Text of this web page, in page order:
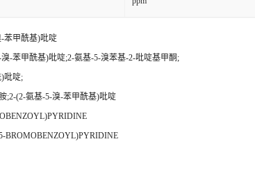
苯甲酰基)吡啶
-苯甲酰基)吡啶;2-氨基-5-溴苯基-2-吡啶基甲酮;
吡啶;
;2-(2-氨基-5-溴-苯甲酰基)吡啶
BROMOBENZOYL)PYRIDINE